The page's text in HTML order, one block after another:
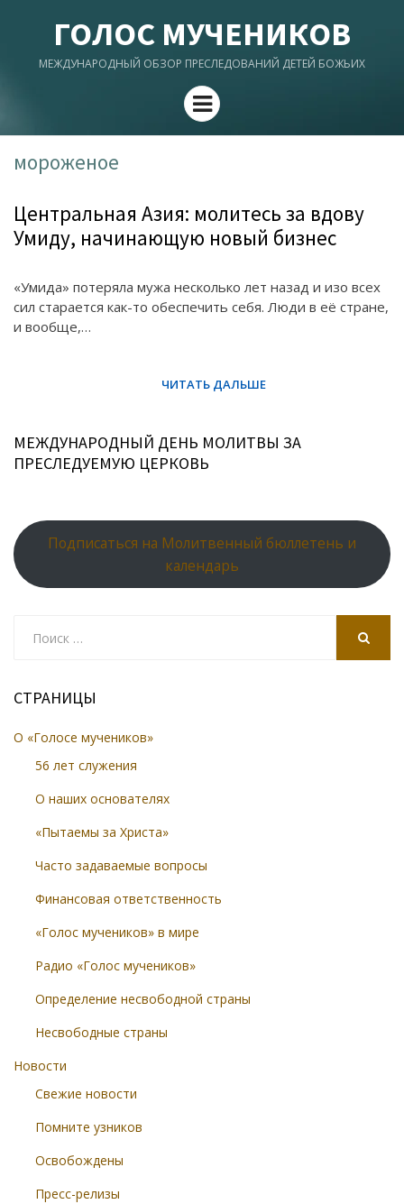
ГОЛОС МУЧЕНИКОВ
МЕЖДУНАРОДНЫЙ ОБЗОР ПРЕСЛЕДОВАНИЙ ДЕТЕЙ БОЖЬИХ
Menu
мороженое
Центральная Азия: молитесь за вдову
Умиду, начинающую новый бизнес
«Умида» потеряла мужа несколько лет назад и изо всех
сил старается как-то обеспечить себя. Люди в её стране,
и вообще,…
МЕЖДУНАРОДНЫЙ ДЕНЬ МОЛИТВЫ ЗА
ПРЕСЛЕДУЕМУЮ ЦЕРКОВЬ
Подписаться на Молитвенный бюллетень и
календарь
СТРАНИЦЫ
О «Голосе мучеников»
56 лет служения
О наших основателях
«Пытаемы за Христа»
Часто задаваемые вопросы
Финансовая ответственность
«Голос мучеников» в мире
Радио «Голос мучеников»
Определение несвободной страны
Несвободные страны
Новости
Свежие новости
Помните узников
Освобождены
Пресс-релизы